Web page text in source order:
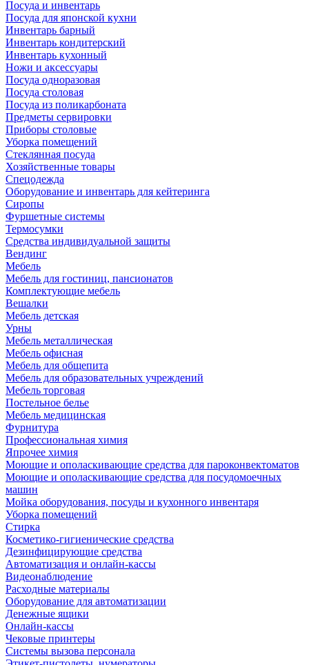
Посуда и инвентарь
Посуда для японской кухни
Инвентарь барный
Инвентарь кондитерский
Инвентарь кухонный
Ножи и аксессуары
Посуда одноразовая
Посуда столовая
Посуда из поликарбоната
Предметы сервировки
Приборы столовые
Уборка помещений
Стеклянная посуда
Хозяйственные товары
Спецодежда
Оборудование и инвентарь для кейтеринга
Сиропы
Фуршетные системы
Термосумки
Средства индивидуальной защиты
Вендинг
Мебель
Мебель для гостиниц, пансионатов
Комплектующие мебель
Вешалки
Мебель детская
Урны
Мебель металлическая
Мебель офисная
Мебель для общепита
Мебель для образовательных учреждений
Мебель торговая
Постельное белье
Мебель медицинская
Фурнитура
Профессиональная химия
Япрочее химия
Моющие и ополаскивающие средства для пароконвектоматов
Моющие и ополаскивающие средства для посудомоечных
машин
Мойка оборудования, посуды и кухонного инвентаря
Уборка помещений
Стирка
Косметико-гигиенические средства
Дезинфицирующие средства
Автоматизация и онлайн-кассы
Видеонаблюдение
Расходные материалы
Оборудование для автоматизации
Денежные ящики
Онлайн-кассы
Чековые принтеры
Системы вызова персонала